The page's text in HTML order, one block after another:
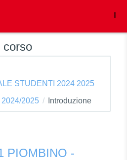
corso
STUDENTI 2024 2025
2025 Introduzione
PIOMBINO -